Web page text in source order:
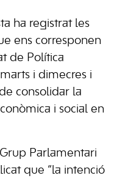
ha registrat les
ens corresponen
de Política
i dimecres i
consolidar la
i social en
Parlamentari
que “la intenció